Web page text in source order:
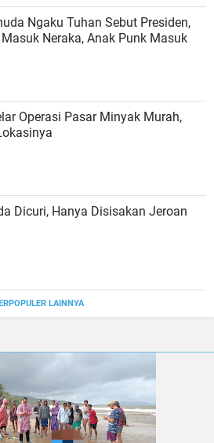
Ngaku Tuhan Sebut Presiden,
Neraka, Anak Punk Masuk
Operasi Pasar Minyak Murah,
Dicuri, Hanya Disisakan Jeroan
LAINNYA